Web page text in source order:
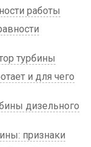
работы
турбины
и для чего
дизельного
признаки